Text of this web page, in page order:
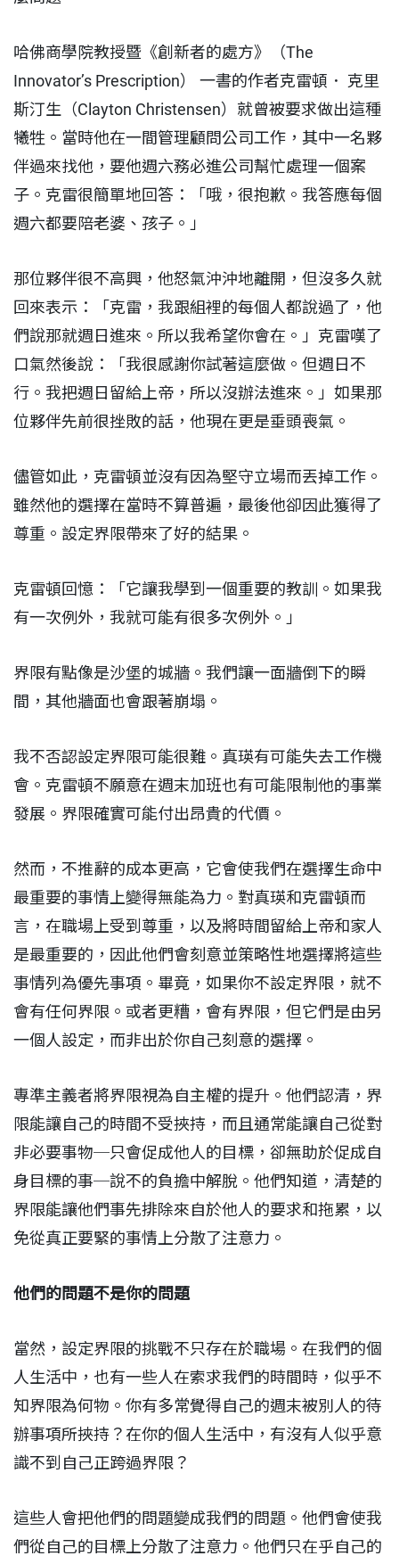
哈佛商學院教授暨《創新者的處方》（The
Innovator’s Prescription） 一書的作者克雷頓． 克里
斯汀生（Clayton Christensen）就曾被要求做出這種
犧牲。當時他在一間管理顧問公司工作，其中一名夥
伴過來找他，要他週六務必進公司幫忙處理一個案
子。克雷很簡單地回答：「哦，很抱歉。我答應每個
週六都要陪老婆、孩子。」
那位夥伴很不高興，他怒氣沖沖地離開，但沒多久就
回來表示：「克雷，我跟組裡的每個人都說過了，他
們說那就週日進來。所以我希望你會在。」克雷嘆了
口氣然後說：「我很感謝你試著這麼做。但週日不
行。我把週日留給上帝，所以沒辦法進來。」如果那
位夥伴先前很挫敗的話，他現在更是垂頭喪氣。
儘管如此，克雷頓並沒有因為堅守立場而丟掉工作。
雖然他的選擇在當時不算普遍，最後他卻因此獲得了
尊重。設定界限帶來了好的結果。
克雷頓回憶：「它讓我學到一個重要的教訓。如果我
有一次例外，我就可能有很多次例外。」
界限有點像是沙堡的城牆。我們讓一面牆倒下的瞬
間，其他牆面也會跟著崩塌。
我不否認設定界限可能很難。真瑛有可能失去工作機
會。克雷頓不願意在週末加班也有可能限制他的事業
發展。界限確實可能付出昂貴的代價。
然而，不推辭的成本更高，它會使我們在選擇生命中
最重要的事情上變得無能為力。對真瑛和克雷頓而
言，在職場上受到尊重，以及將時間留給上帝和家人
是最重要的，因此他們會刻意並策略性地選擇將這些
事情列為優先事項。畢竟，如果你不設定界限，就不
會有任何界限。或者更糟，會有界限，但它們是由另
一個人設定，而非出於你自己刻意的選擇。
專準主義者將界限視為自主權的提升。他們認清，界
限能讓自己的時間不受挾持，而且通常能讓自己從對
非必要事物─只會促成他人的目標，卻無助於促成自
身目標的事─說不的負擔中解脫。他們知道，清楚的
界限能讓他們事先排除來自於他人的要求和拖累，以
免從真正要緊的事情上分散了注意力。
他們的問題不是你的問題
當然，設定界限的挑戰不只存在於職場。在我們的個
人生活中，也有一些人在索求我們的時間時，似乎不
知界限為何物。你有多常覺得自己的週末被別人的待
辦事項所挾持？在你的個人生活中，有沒有人似乎意
識不到自己正跨過界限？
這些人會把他們的問題變成我們的問題。他們會使我
們從自己的目標上分散了注意力。他們只在乎自己的